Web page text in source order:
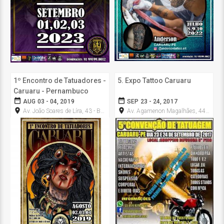
1º Encontro de Tatuadores -
Caruaru - Pernambuco
date_range AUG 03 - 04, 2019
room Av. João Soares de Líra, 43 - Boa Vista 2
5. Expo Tattoo Caruaru
date_range SEP 23 - 24, 2017
room Av. Agamenon Magalhães, 444 - Maurício de Nassau